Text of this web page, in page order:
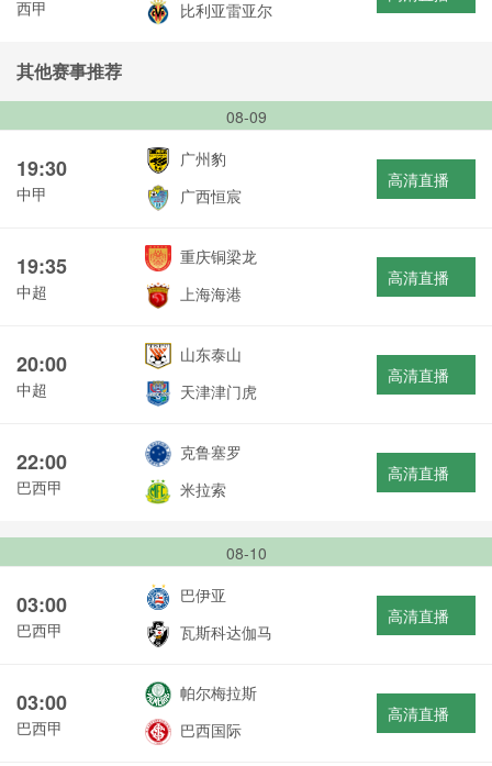
西甲 比利亚雷亚尔
其他赛事推荐
08-09
19:30
中甲
广州豹
广西恒宸
高清直播
19:35
中超
重庆铜梁龙
上海海港
高清直播
20:00
中超
山东泰山
天津津门虎
高清直播
22:00
巴西甲
克鲁塞罗
米拉索
高清直播
08-10
03:00
巴西甲
巴伊亚
瓦斯科达伽马
高清直播
03:00
巴西甲
帕尔梅拉斯
巴西国际
高清直播